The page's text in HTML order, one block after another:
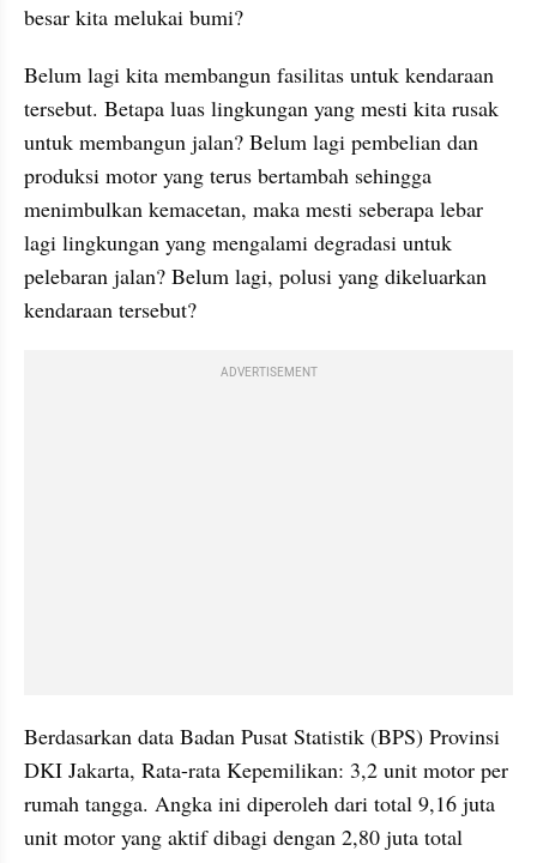
besar kita melukai bumi?
Belum lagi kita membangun fasilitas untuk kendaraan
tersebut. Betapa luas lingkungan yang mesti kita rusak
untuk membangun jalan? Belum lagi pembelian dan
produksi motor yang terus bertambah sehingga
menimbulkan kemacetan, maka mesti seberapa lebar
lagi lingkungan yang mengalami degradasi untuk
pelebaran jalan? Belum lagi, polusi yang dikeluarkan
kendaraan tersebut?
ADVERTISEMENT
Berdasarkan data Badan Pusat Statistik (BPS) Provinsi
DKI Jakarta, Rata-rata Kepemilikan: 3,2 unit motor per
rumah tangga. Angka ini diperoleh dari total 9,16 juta
unit motor yang aktif dibagi dengan 2,80 juta total